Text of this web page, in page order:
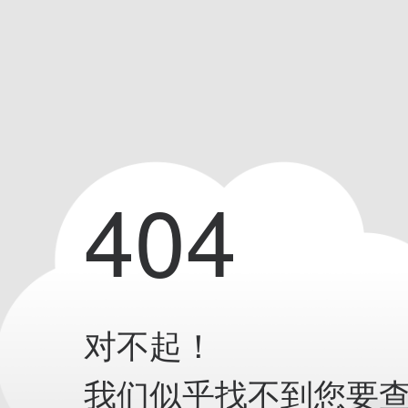
404
对不起！
我们似乎找不到您要